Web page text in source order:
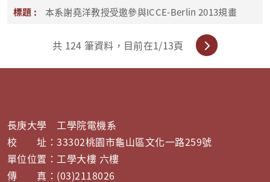
本系謝堯洋教授受邀參與ICCE-Berlin 2013規畫
共 124 筆資料，目前在1/13頁
長庚大學 工學院電機系
校 址：33302桃園市龜山區文化一路259號
單位位置：工學大樓 六樓
傳 真：(03)2118026